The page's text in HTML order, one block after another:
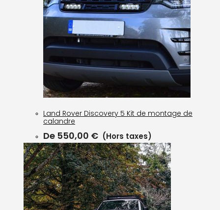
Land Rover Discovery 5 Kit de montage de
calandre
De 550,00 € (Hors taxes)